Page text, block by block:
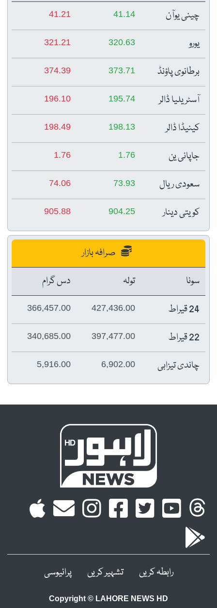
چینی یوآن
41.14
41.21
یورو 320.63
321.21
برطانوی پاؤنڈ 373.71
374.39
آسٹریلیا ڈالر 195.74
196.10
کینیڈا ڈالر 198.13
198.49
جاپانی ین 1.76
1.76
سعودی ریال 73.93
74.06
کویتی دینار 904.25
905.88
صرافہ بازار
سونا
تولہ
دس گرام
24 قیراط
427,436.00
366,457.00
22 قیراط 397,477.00
340,685.00
چاندی تیزابی 6,902.00
5,916.00
رابطہ کریں تشہیر کریں پرائیوسی
Copyright © LAHORE NEWS HD